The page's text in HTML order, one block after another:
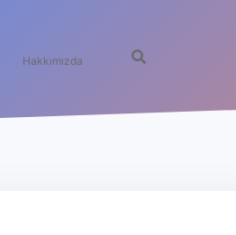
Hakkımızda